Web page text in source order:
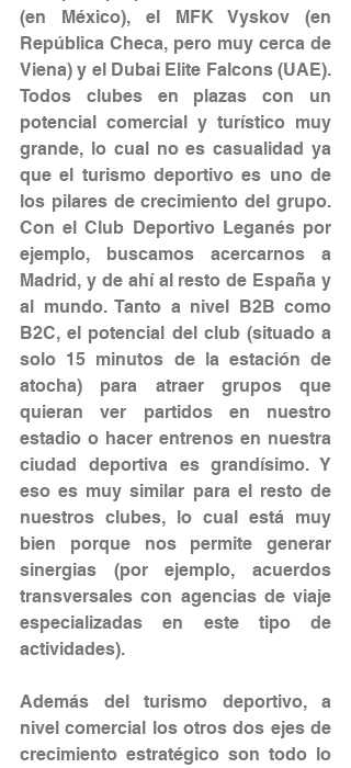
(en México), el MFK Vyskov (en
República Checa, pero muy cerca de
Viena) y el Dubai Elite Falcons (UAE).
Todos clubes en plazas con un
potencial comercial y turístico muy
grande, lo cual no es casualidad ya
que el turismo deportivo es uno de
los pilares de crecimiento del grupo.
Con el Club Deportivo Leganés por
ejemplo, buscamos acercarnos a
Madrid, y de ahí al resto de España y
al mundo. Tanto a nivel B2B como
B2C, el potencial del club (situado a
solo 15 minutos de la estación de
atocha) para atraer grupos que
quieran ver partidos en nuestro
estadio o hacer entrenos en nuestra
ciudad deportiva es grandísimo. Y
eso es muy similar para el resto de
nuestros clubes, lo cual está muy
bien porque nos permite generar
sinergias (por ejemplo, acuerdos
transversales con agencias de viaje
especializadas en este tipo de
actividades).
Además del turismo deportivo, a
nivel comercial los otros dos ejes de
crecimiento estratégico son todo lo